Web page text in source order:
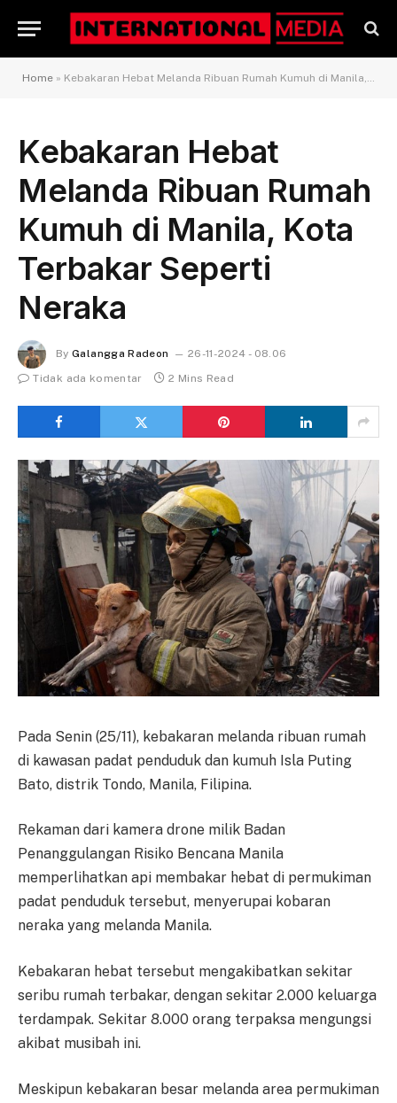
Home » Kebakaran Hebat Melanda Ribuan Rumah Kumuh di Manila, Kota Terbakar Seperti Neraka
Kebakaran Hebat
Melanda Ribuan Rumah
Kumuh di Manila, Kota
Terbakar Seperti
Neraka
By Galangga Radeon
26-11-2024 - 08.06
Tidak ada komentar
2 Mins Read
Pada Senin (25/11), kebakaran melanda ribuan rumah
di kawasan padat penduduk dan kumuh Isla Puting
Bato, distrik Tondo, Manila, Filipina.
Rekaman dari kamera drone milik Badan
Penanggulangan Risiko Bencana Manila
memperlihatkan api membakar hebat di permukiman
padat penduduk tersebut, menyerupai kobaran
neraka yang melanda Manila.
Kebakaran hebat tersebut mengakibatkan sekitar
seribu rumah terbakar, dengan sekitar 2.000 keluarga
terdampak. Sekitar 8.000 orang terpaksa mengungsi
akibat musibah ini.
Meskipun kebakaran besar melanda area permukiman